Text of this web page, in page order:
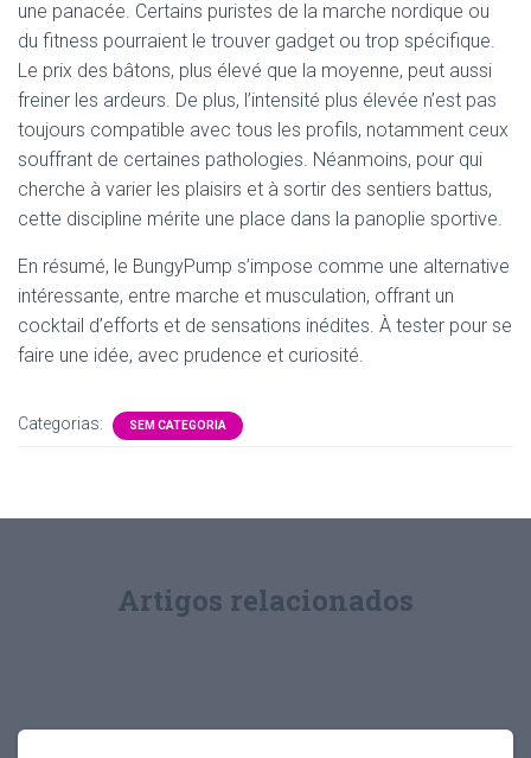
une panacée. Certains puristes de la marche nordique ou
du fitness pourraient le trouver gadget ou trop spécifique.
Le prix des bâtons, plus élevé que la moyenne, peut aussi
freiner les ardeurs. De plus, l’intensité plus élevée n’est pas
toujours compatible avec tous les profils, notamment ceux
souffrant de certaines pathologies. Néanmoins, pour qui
cherche à varier les plaisirs et à sortir des sentiers battus,
cette discipline mérite une place dans la panoplie sportive.
En résumé, le BungyPump s’impose comme une alternative
intéressante, entre marche et musculation, offrant un
cocktail d’efforts et de sensations inédites. À tester pour se
faire une idée, avec prudence et curiosité.
Categorias: SEM CATEGORIA
Artigos relacionados